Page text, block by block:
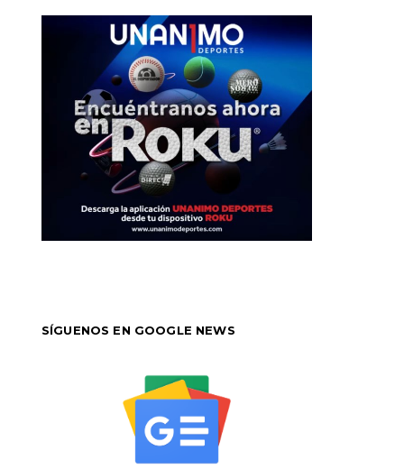
SÍGUENOS EN GOOGLE NEWS